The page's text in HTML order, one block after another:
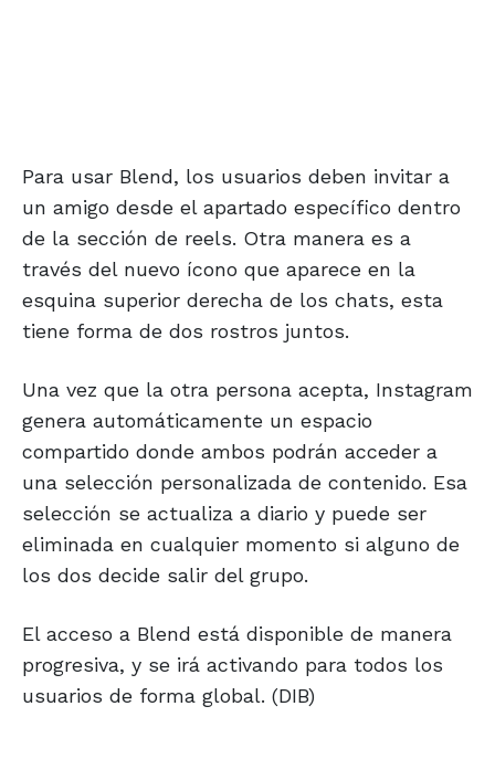
Para usar Blend, los usuarios deben invitar a
un amigo desde el apartado específico dentro
de la sección de reels. Otra manera es a
través del nuevo ícono que aparece en la
esquina superior derecha de los chats, esta
tiene forma de dos rostros juntos.
Una vez que la otra persona acepta, Instagram
genera automáticamente un espacio
compartido donde ambos podrán acceder a
una selección personalizada de contenido. Esa
selección se actualiza a diario y puede ser
eliminada en cualquier momento si alguno de
los dos decide salir del grupo.
El acceso a Blend está disponible de manera
progresiva, y se irá activando para todos los
usuarios de forma global. (DIB)